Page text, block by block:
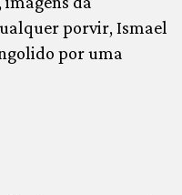
porvir, Ismael
por uma